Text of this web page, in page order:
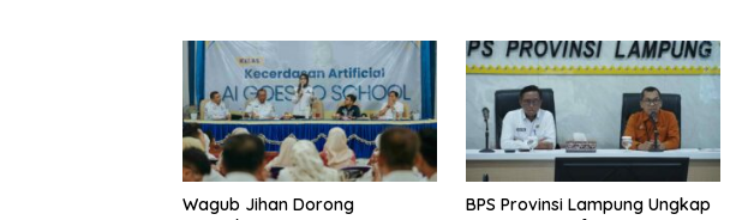
Wagub Jihan Dorong
BPS Provinsi Lampung Ungkap